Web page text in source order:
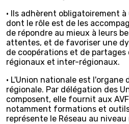
• Ils adhèrent obligatoirement
dont le rôle est de les
de répondre au mieux à leurs
attentes, et de favoriser une
de coopérations et de partages
régionaux et inter-régionaux.
• L'Union nationale est
régionale. Par délégation des
composent, elle fournit aux
notamment formations et
représente le Réseau au